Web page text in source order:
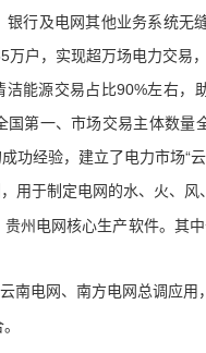
银行及电网其他业务系统无
户，实现超万场电力交易
能源交易占比90%左右，
第一、市场交易主体数量
功经验，建立了电力市场“
用于制定电网的水、火、
州电网核心生产软件。其
南电网、南方电网总调应用